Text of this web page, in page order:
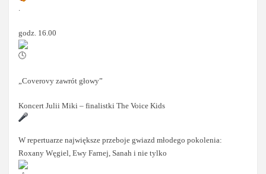
.
godz. 16.00
„Coverovy zawrót głowy”
Koncert Julii Miki – finalistki The Voice Kids
W repertuarze największe przeboje gwiazd młodego pokolenia:
Roxany Węgiel, Ewy Farnej, Sanah i nie tylko